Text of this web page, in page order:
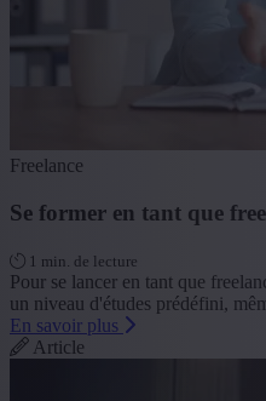
Freelance
Se former en tant que
1 min. de lecture
Pour se lancer en tant que
un niveau d'études prédéfini,
En savoir plus
Article